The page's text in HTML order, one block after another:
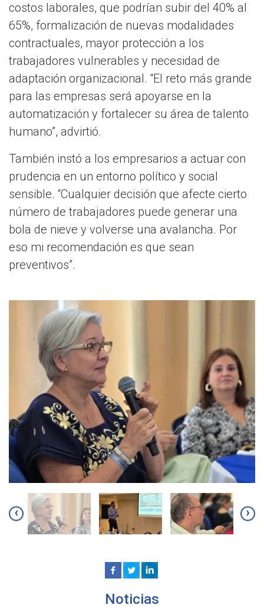
costos laborales, que podrían subir del 40% al
65%, formalización de nuevas modalidades
contractuales, mayor protección a los
trabajadores vulnerables y necesidad de
adaptación organizacional. “El reto más grande
para las empresas será apoyarse en la
automatización y fortalecer su área de talento
humano”, advirtió.
También instó a los empresarios a actuar con
prudencia en un entorno político y social
sensible. “Cualquier decisión que afecte cierto
número de trabajadores puede generar una
bola de nieve y volverse una avalancha. Por
eso mi recomendación es que sean
preventivos”.
‹ ›
Noticias